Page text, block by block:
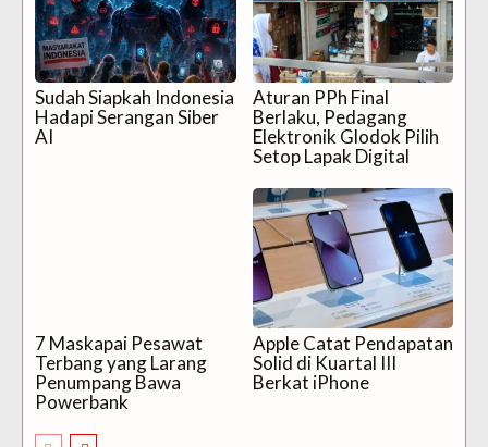
Sudah Siapkah Indonesia
Hadapi Serangan Siber
AI
Aturan PPh Final
Berlaku, Pedagang
Elektronik Glodok Pilih
Setop Lapak Digital
7 Maskapai Pesawat
Terbang yang Larang
Penumpang Bawa
Powerbank
Apple Catat Pendapatan
Solid di Kuartal III
Berkat iPhone